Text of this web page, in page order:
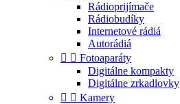
Rádioprijímače
Rádiobudíky
Internetové rádiá
Autorádiá
  Fotoaparáty
Digitálne kompakty
Digitálne zrkadlovky
  Kamery